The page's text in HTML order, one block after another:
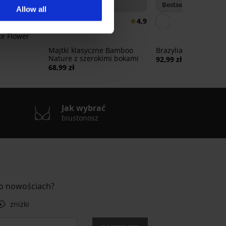
Allow all
5
Flower
4,9
Majtki klasyczne Bamboo
Nature z szerokimi bokami
68,99 zł
Bestseller
Brazyliany Lady
92,99 zł
Jak wybrać
biustonosz
nowościach?
zniżki